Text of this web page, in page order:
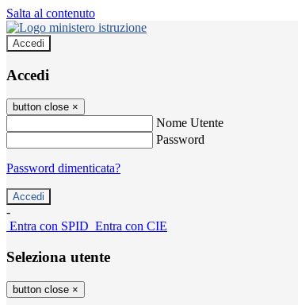
Salta al contenuto
Accedi
Accedi
button close ×
Nome Utente
Password
Password dimenticata?
-
Entra con SPID Entra con CIE
Seleziona utente
button close ×